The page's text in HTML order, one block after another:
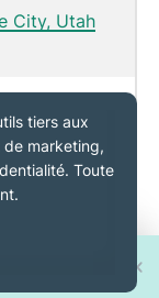
City, Utah
Vermont
de